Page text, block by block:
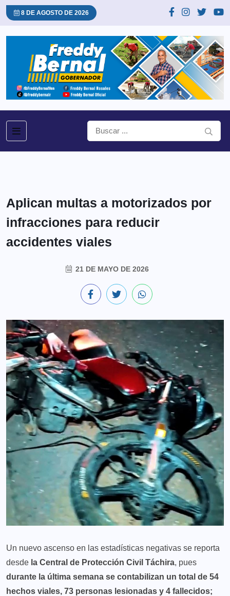
8 DE AGOSTO DE 2026
Aplican multas a motorizados por
infracciones para reducir
accidentes viales
21 DE MAYO DE 2026
Un nuevo ascenso en las estadísticas negativas se reporta
desde la Central de Protección Civil Táchira, pues
durante la última semana se contabilizan un total de 54
hechos viales, 73 personas lesionadas y 4 fallecidos;